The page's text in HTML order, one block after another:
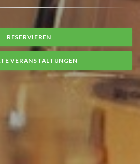
RESERVIEREN
VERANSTALTUNGEN